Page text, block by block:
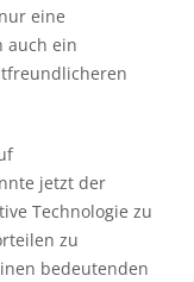
eine
auch ein
jetzt der
Technologie zu
zu
bedeutenden